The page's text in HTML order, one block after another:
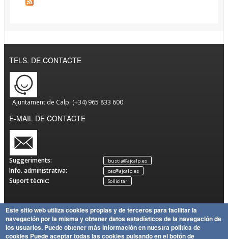
TELS. DE CONTACTE
Ajuntament de Calp: (+34) 965 833 600
E-MAIL DE CONTACTE
Suggeriments: bustia@ajcalp.es
Info. administrativa: oac@ajcalp.es
Suport tècnic: Sol·licitar
Avís
Legal
Política
de
Política
Mapa
del Lloc
Copyright
Ajuntament de Calp
Este sitio web utiliza cookies propias y de terceros para facilitar la
navegación por la misma y obtener datos estadísticos de la navegación de
los usuarios. Puede obtener más información en nuestra política de
cookies Puede aceptar todas las cookies pulsando en el botón de